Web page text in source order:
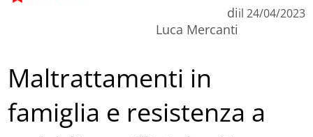
di
Luca Mercanti
il 24/04/2023
Maltrattamenti in
famiglia e resistenza a